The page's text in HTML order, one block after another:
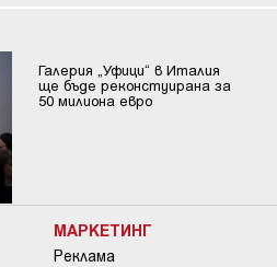
Галерия „Уфици“ в Италия
ще бъде реконстуирана за
50 милиона евро
МАРКЕТИНГ
Реклама